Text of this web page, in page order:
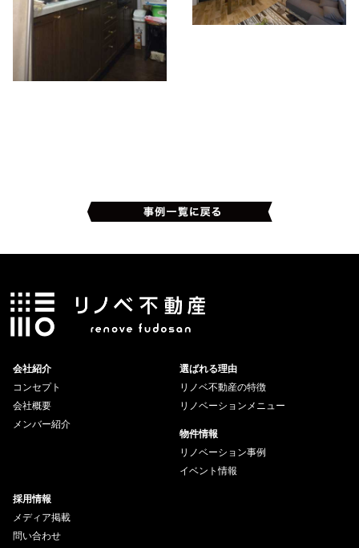
会社紹介
コンセプト
会社概要
メンバー紹介
選ばれる理由
リノベ不動産の特徴
リノベーションメニュー
物件情報
リノベーション事例
イベント情報
採用情報
メディア掲載
問い合わせ